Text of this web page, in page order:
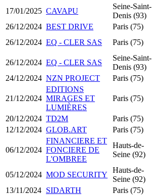
17/01/2025 CAVAPU
Seine-Saint-
Denis (93)
26/12/2024 BEST DRIVE Paris (75)
26/12/2024 EQ - CLER SAS Paris (75)
26/12/2024 EQ - CLER SAS
Seine-Saint-
Denis (93)
24/12/2024 NZN PROJECT Paris (75)
21/12/2024
EDITIONS
MIRAGES ET
LUMIÈRES
Paris (75)
20/12/2024 TD2M Paris (75)
12/12/2024 GLOB.ART Paris (75)
06/12/2024
FINANCIERE ET
FONCIERE DE
L'OMBREE
Hauts-de-
Seine (92)
05/12/2024 MOD SECURITY
Hauts-de-
Seine (92)
13/11/2024 SIDARTH Paris (75)